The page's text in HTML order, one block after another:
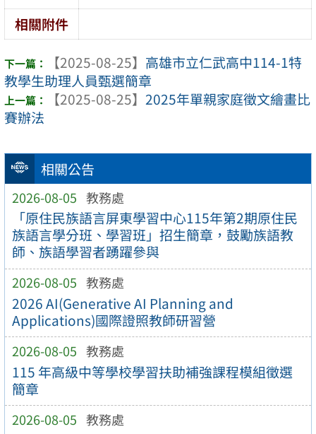
相關公告
2026-08-05 教務處
「原住民族語言屏東學習中心115年第2期原住民
族語言學分班、學習班」招生簡章，鼓勵族語教
師、族語學習者踴躍參與
2026-08-05 教務處
2026 AI(Generative AI Planning and
Applications)國際證照教師研習營
2026-08-05 教務處
115 年高級中等學校學習扶助補強課程模組徵選
簡章
2026-08-05 教務處
相關附件
【2025-08-25】 高雄市立仁武高中114-1特
教學生助理人員甄選簡章
【2025-08-25】 2025年單親家庭徵文繪畫比
賽辦法